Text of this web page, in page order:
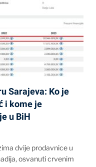
Sarajeva: Ko je
i kome je
u BiH
dvije prodavnice u
osvanuti crvenim